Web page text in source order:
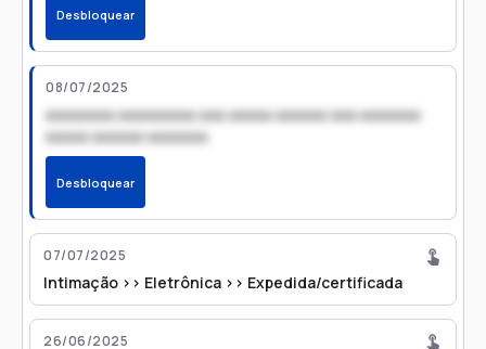
Desbloquear
08/07/2025
xxxxxxxx xxxxxxxxx xxx xxxxx xxxxxx xxx xxxxxxx
xxxxx xxxxxx xxxxxxx
Desbloquear
07/07/2025
Intimação >> Eletrônica >> Expedida/certificada
26/06/2025